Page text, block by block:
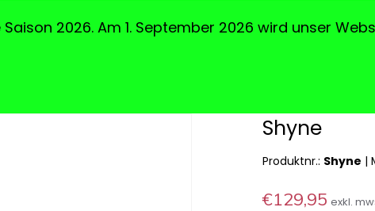
2026. Am 1. September 2026 wird unser
Shyne
Produktnr.: Shyne |
€129,95 exkl.